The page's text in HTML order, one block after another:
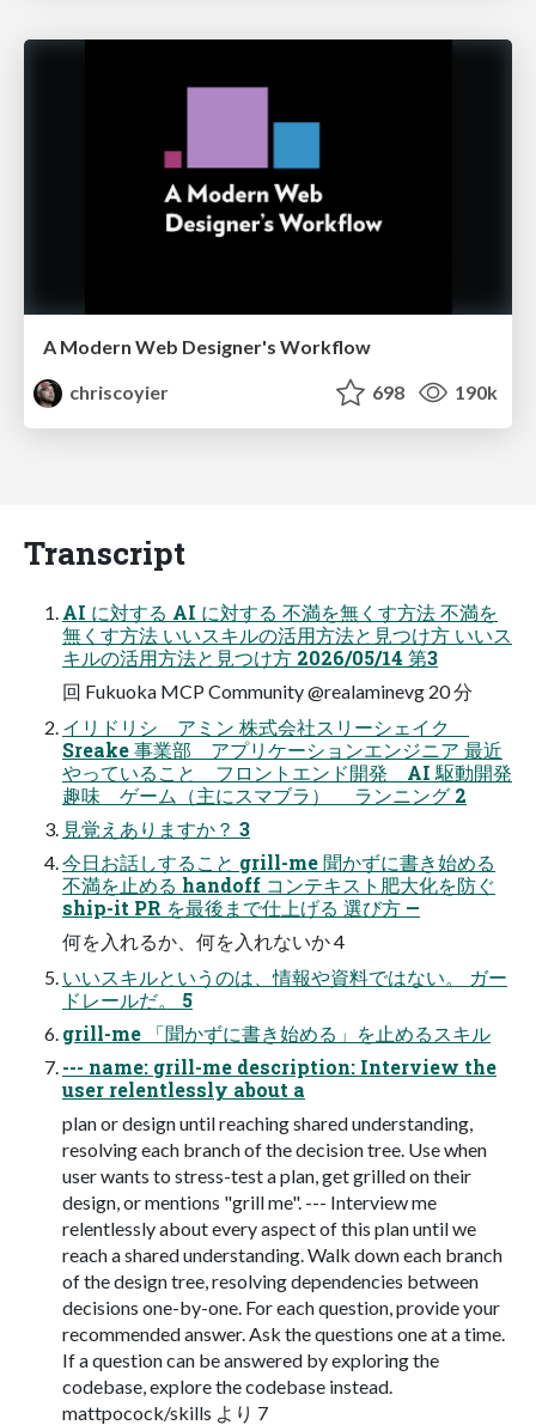
A Modern Web Designer's Workflow
chriscoyier
698 190k
Transcript
AI に対する AI に対する 不満を無くす方法 不満を
無くす方法 いいスキルの活用方法と見つけ方 いいス
キルの活用方法と見つけ方 2026/05/14 第3
回 Fukuoka MCP Community @realaminevg 20 分
イリドリシ アミン 株式会社スリーシェイク
Sreake 事業部 アプリケーションエンジニア 最近
やっていること フロントエンド開発 AI 駆動開発
趣味 ゲーム（主にスマブラ） ランニング 2
見覚えありますか？ 3
今日お話しすること grill-me 聞かずに書き始める
不満を止める handoff コンテキスト肥大化を防ぐ
ship-it PR を最後まで仕上げる 選び方 —
何を入れるか、何を入れないか 4
いいスキルというのは、情報や資料ではない。 ガー
ドレールだ。 5
grill-me 「聞かずに書き始める」を止めるスキル
--- name: grill-me description: Interview the
user relentlessly about a
plan or design until reaching shared understanding,
resolving each branch of the decision tree. Use when
user wants to stress-test a plan, get grilled on their
design, or mentions "grill me". --- Interview me
relentlessly about every aspect of this plan until we
reach a shared understanding. Walk down each branch
of the design tree, resolving dependencies between
decisions one-by-one. For each question, provide your
recommended answer. Ask the questions one at a time.
If a question can be answered by exploring the
codebase, explore the codebase instead.
mattpocock/skills より 7